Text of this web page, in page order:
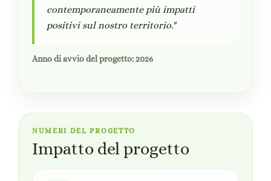
contemporaneamente più impatti
positivi sul nostro territorio."
Anno di avvio del progetto: 2026
NUMERI DEL PROGETTO
Impatto del progetto